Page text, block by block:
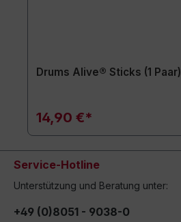
Drums Alive® Sticks (1 Paar)
14,90 €*
Service-Hotline
Unterstützung und Beratung unter:
+49 (0)8051 - 9038-0